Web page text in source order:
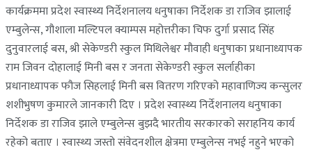
कार्यक्रममा प्रदेश स्वास्थ्य निर्देशनालय धनुषाका निर्देशक डा राजिव झालाई
एम्बुलेन्स, गौशाला मल्टिपल क्याम्पस महोत्तरीका चिफ दुर्गा प्रसाद सिंह
दुनुवारलाई बस, श्री सेकेण्डरी स्कुल मिथिलेश्वर मौवाही धनुषाका प्रधानाध्यापक
राम जिवन दोहालाई मिनी बस र जनता सेकेण्डरी स्कुल सर्लाहीका
प्रधानाध्यापक फौज सिहलाई मिनी बस वितरण गरिएको महावाणिज्य कन्सुलर
शशीभुषण कुमारले जानकारी दिए । प्रदेश स्वास्थ्य निर्देशनालय धनुषाका
निर्देशक डा राजिव झाले एम्बुलेन्स बुझदै भारतीय सरकारको सराहनिय कार्य
रहेको बताए । स्वास्थ्य जस्तो संवेदनशील क्षेत्रमा एम्बुलेन्स नभई नहुने भएको